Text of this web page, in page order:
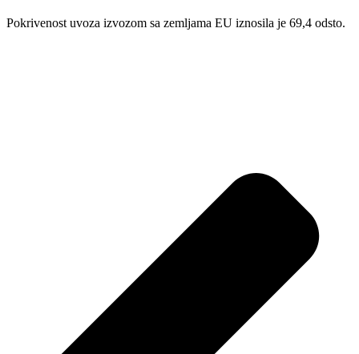
Pokrivenost uvoza izvozom sa zemljama EU iznosila je 69,4 odsto.